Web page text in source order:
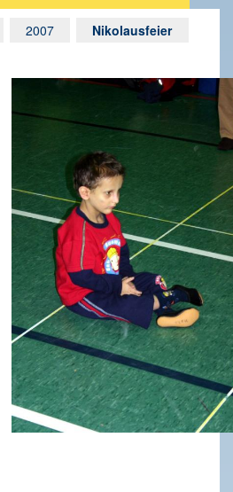
2007 Nikolausfeier